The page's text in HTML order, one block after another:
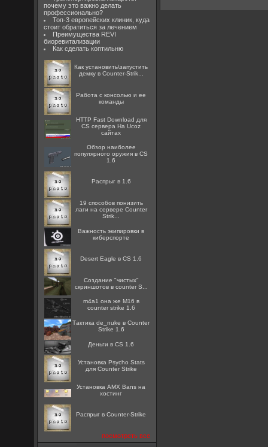
почему это важно делать
профессионально?
Топ-3 европейских клиник, куда
стоит обратиться за лечением
Преимущества REVI
биоревитализации
Как сделать коптильню
Как установить\запустить
демку в Counter-Strik...
Работа с консолью и ее
команды
HTTP Fast Download для
CS сервера На Ucoz
сайтах
Обзор наиболее
популярного оружия в CS
1.6
Распрыг в 1.6
19 способов понизить
лаги на сервере Counter
Strik...
Важность экипировки в
киберспорте
Desert Eagle в CS 1.6
Создание "чистых"
скриншотов в counter S...
m4a1 она же M16 в
counter strike 1.6
Тактика de_nuke в Counter
Strike 1.6
Деньги в CS 1.6
Установка Psycho Stats
для Counter Strike
Установка AMX Bans на
хостинг
Распрыг в Counter-Strike
посмотреть все